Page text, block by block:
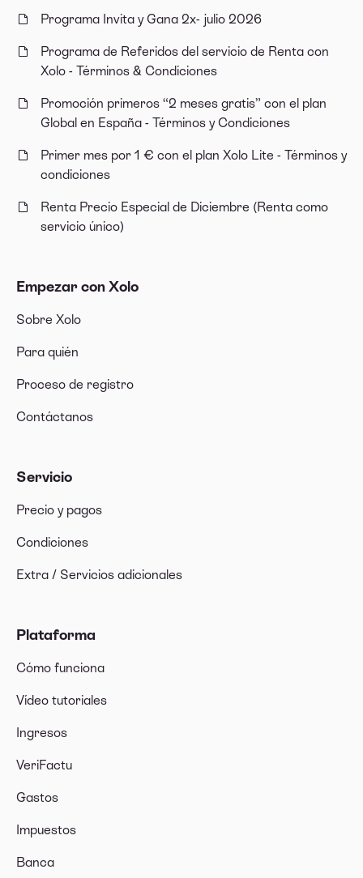
Programa Invita y Gana 2x- julio 2026
Programa de Referidos del servicio de Renta con
Xolo - Términos & Condiciones
Promoción primeros “2 meses gratis” con el plan
Global en España - Términos y Condiciones
Primer mes por 1 € con el plan Xolo Lite - Términos y
condiciones
Renta Precio Especial de Diciembre (Renta como
servicio único)
Empezar con Xolo
Sobre Xolo
Para quién
Proceso de registro
Contáctanos
Servicio
Precio y pagos
Condiciones
Extra / Servicios adicionales
Plataforma
Cómo funciona
Vídeo tutoriales
Ingresos
VeriFactu
Gastos
Impuestos
Banca